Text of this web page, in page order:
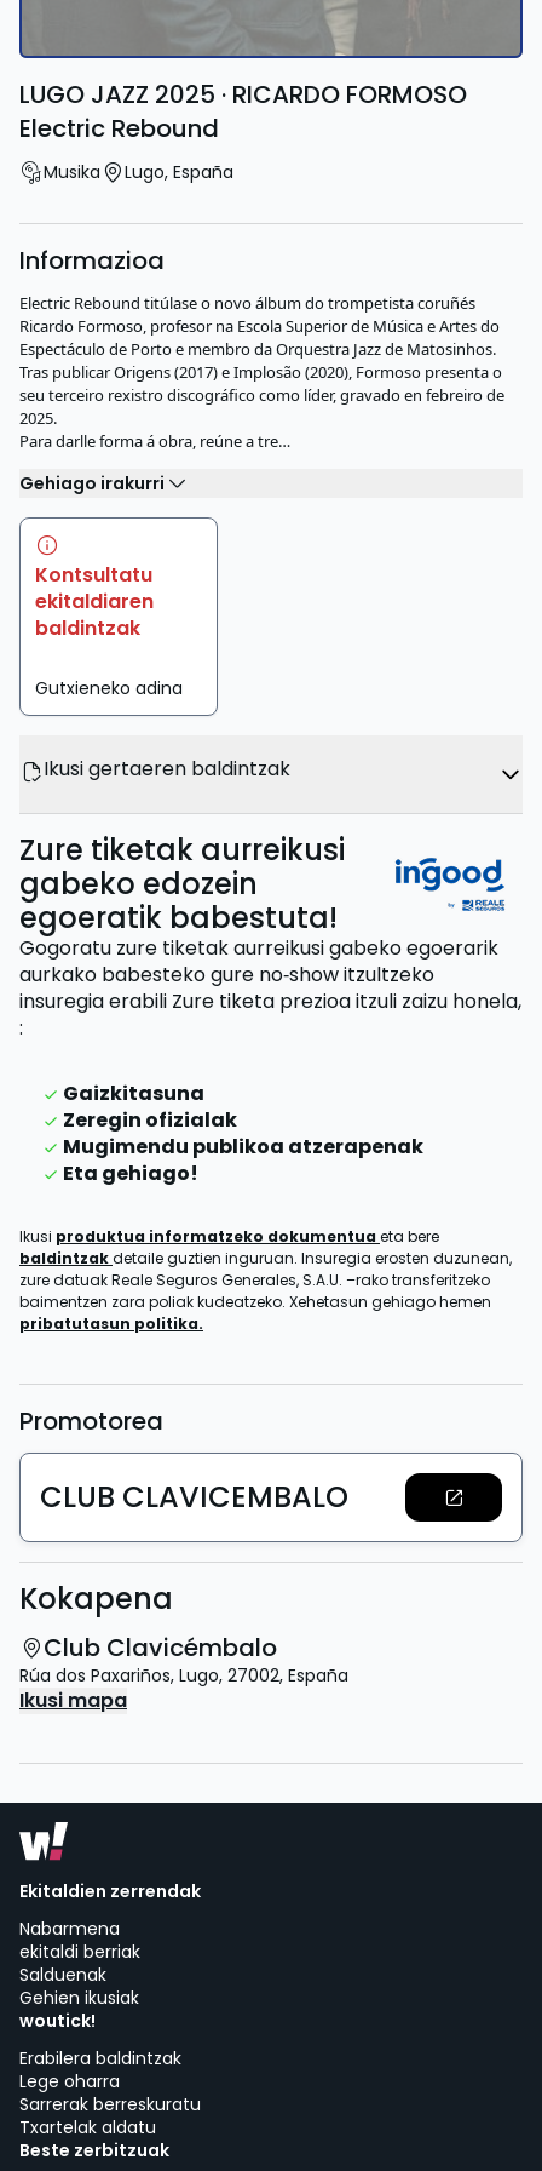
LUGO JAZZ 2025 · RICARDO FORMOSO
Electric Rebound
Musika Lugo, España
Informazioa
Electric Rebound titúlase o novo álbum do trompetista coruñés
Ricardo Formoso, profesor na Escola Superior de Música e Artes do
Espectáculo de Porto e membro da Orquestra Jazz de Matosinhos.
Tras publicar Origens (2017) e Implosão (2020), Formoso presenta o
seu terceiro rexistro discográfico como líder, gravado en febreiro de
2025.
Para darlle forma á obra, reúne a tre…
Gehiago irakurri
Kontsultatu
ekitaldiaren
baldintzak
Gutxieneko adina
Ikusi gertaeren baldintzak
Zure tiketak aurreikusi
gabeko edozein
egoeratik babestuta!
Gogoratu zure tiketak aurreikusi gabeko egoerarik
aurkako babesteko gure no‑show itzultzeko
insuregia erabili Zure tiketa prezioa itzuli zaizu honela,
:
Gaizkitasuna
Zeregin ofizialak
Mugimendu publikoa atzerapenak
Eta gehiago!
Ikusi produktua informatzeko dokumentua eta bere
baldintzakdetaile guztien inguruan. Insuregia erosten duzunean,
zure datuak Reale Seguros Generales, S.A.U. –rako transferitzeko
baimentzen zara poliak kudeatzeko. Xehetasun gehiago hemen
pribatutasun politika.
Promotorea
CLUB CLAVICEMBALO
Kokapena
Club Clavicémbalo
Rúa dos Paxariños, Lugo, 27002, España
Ikusi mapa
Ekitaldien zerrendak
Nabarmena
ekitaldi berriak
Salduenak
Gehien ikusiak
woutick!
Erabilera baldintzak
Lege oharra
Sarrerak berreskuratu
Txartelak aldatu
Beste zerbitzuak